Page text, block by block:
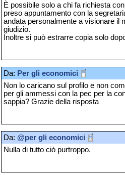
È possibile solo a chi fa richiesta
preso appuntamento con la
andata personalmente a visionare il
giudizio.
Inoltre si può estrarre copia solo
Da: Per gli economici
Non lo caricano sul profilo e non
per gli ammessi con la pec per la
sappia? Grazie della risposta
Da: @per gli economici
Nulla di tutto ciò purtroppo.